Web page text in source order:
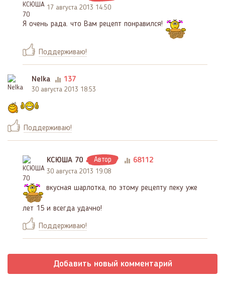
17 августа 2013 14:50
Я очень рада. что Вам рецепт понравился!
Поддерживаю!
Nelka 137
30 августа 2013 18:53
Поддерживаю!
КСЮША 70 Автор 68112
30 августа 2013 19:08
вкусная шарлотка, по этому рецепту пеку уже
лет 15 и всегда удачно!
Поддерживаю!
Добавить новый комментарий